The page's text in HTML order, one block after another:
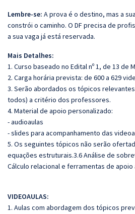
Lembre-se: A prova é o destino, mas a
constrói o caminho. O DF precisa de
a sua vaga já está reservada.
Mais Detalhes:
1. Curso baseado no Edital nº 1, de 13 de
2. Carga horária prevista: de 600 a 629
3. Serão abordados os tópicos
todos) a critério dos professores.
4. Material de apoio personalizado:
- audioaulas
- slides para acompanhamento das
5. Os seguintes tópicos não serão
equações estruturais.3.6 Análise de
Cálculo relacional e ferramentas de
VIDEOAULAS:
1. Aulas com abordagem dos tópicos